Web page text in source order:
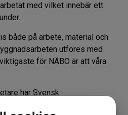
med vilket innebär ett
både på arbete, material och
utföres med
för NÄBO är att våra
har Svensk
med tillhörande Yrkesbevis